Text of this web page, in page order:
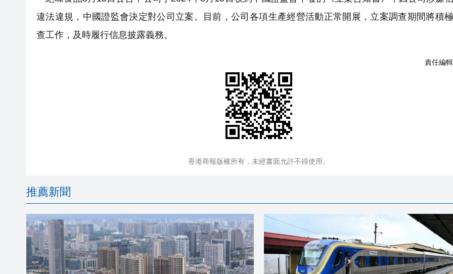
違法違規，中國證監會決定對公司立案。目前，公司各項生產經營活動正常開展，立案調查期間將積
查工作，及時履行信息披露義務。
責任編
香港商報版權所有，未經書面允許不得使用。
推薦新聞